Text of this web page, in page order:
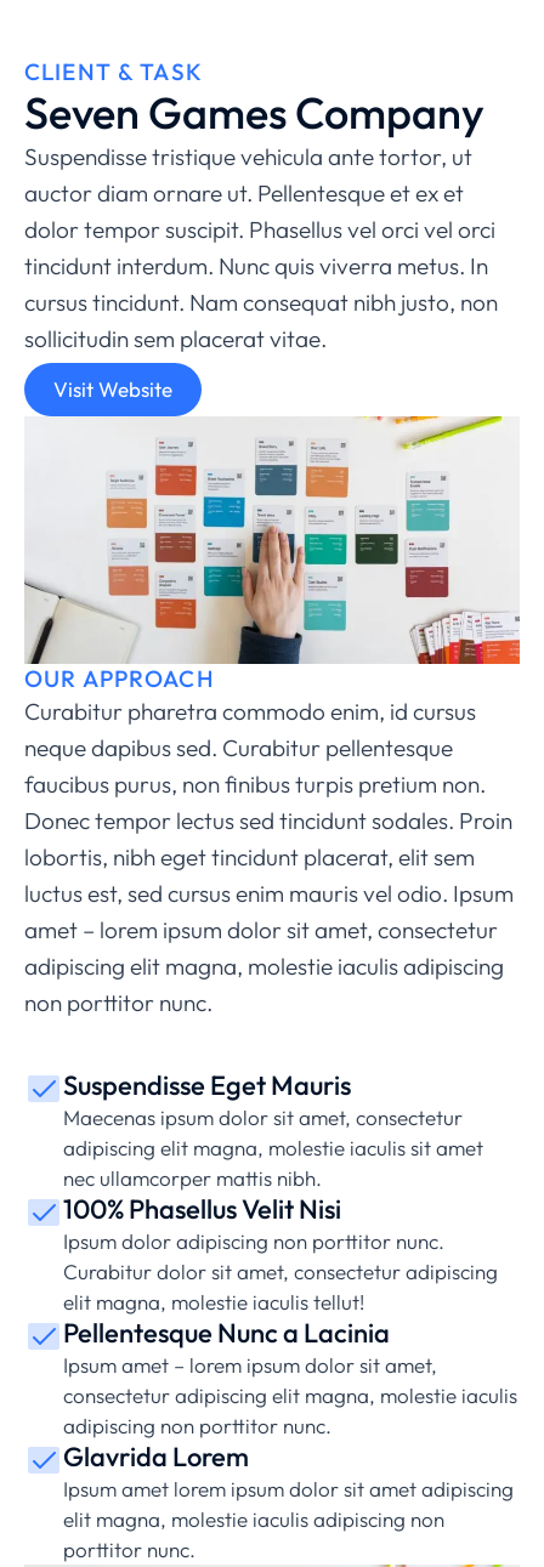
CLIENT & TASK
Seven Games Company
Suspendisse tristique vehicula ante tortor, ut
auctor diam ornare ut. Pellentesque et ex et
dolor tempor suscipit. Phasellus vel orci vel orci
tincidunt interdum. Nunc quis viverra metus. In
cursus tincidunt. Nam consequat nibh justo, non
sollicitudin sem placerat vitae.
Visit Website
OUR APPROACH
Curabitur pharetra commodo enim, id cursus
neque dapibus sed. Curabitur pellentesque
faucibus purus, non finibus turpis pretium non.
Donec tempor lectus sed tincidunt sodales. Proin
lobortis, nibh eget tincidunt placerat, elit sem
luctus est, sed cursus enim mauris vel odio. Ipsum
amet – lorem ipsum dolor sit amet, consectetur
adipiscing elit magna, molestie iaculis adipiscing
non porttitor nunc.
Suspendisse Eget Mauris
Maecenas ipsum dolor sit amet, consectetur
adipiscing elit magna, molestie iaculis sit amet
nec ullamcorper mattis nibh.
100% Phasellus Velit Nisi
Ipsum dolor adipiscing non porttitor nunc.
Curabitur dolor sit amet, consectetur adipiscing
elit magna, molestie iaculis tellut!
Pellentesque Nunc a Lacinia
Ipsum amet – lorem ipsum dolor sit amet,
consectetur adipiscing elit magna, molestie iaculis
adipiscing non porttitor nunc.
Glavrida Lorem
Ipsum amet lorem ipsum dolor sit amet adipiscing
elit magna, molestie iaculis adipiscing non
porttitor nunc.